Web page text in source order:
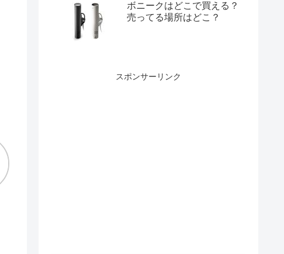
ボニークはどこで買える？
売ってる場所はどこ？
スポンサーリンク